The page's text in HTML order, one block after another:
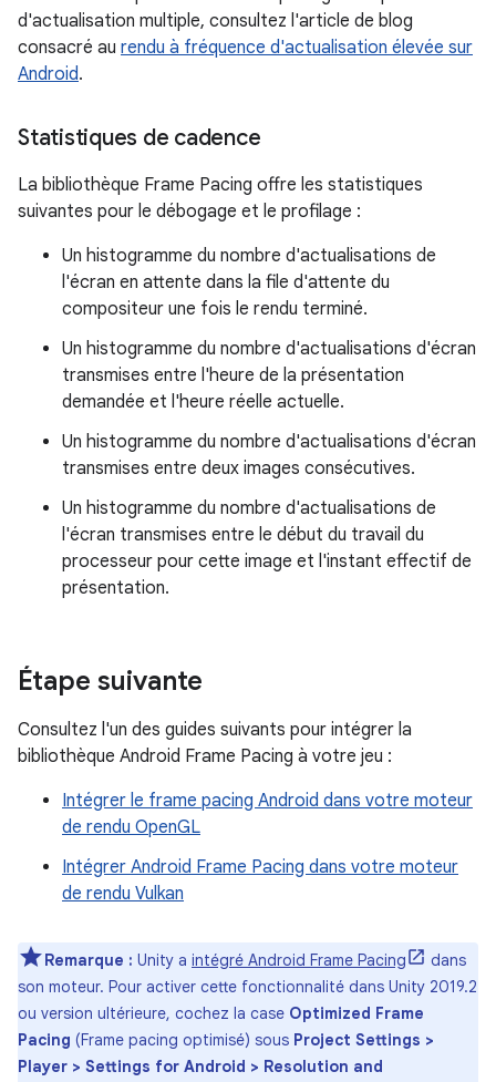
d'actualisation multiple, consultez l'article de blog
consacré au rendu à fréquence d'actualisation élevée sur
Android.
Statistiques de cadence
La bibliothèque Frame Pacing offre les statistiques
suivantes pour le débogage et le profilage :
Un histogramme du nombre d'actualisations de
l'écran en attente dans la file d'attente du
compositeur une fois le rendu terminé.
Un histogramme du nombre d'actualisations d'écran
transmises entre l'heure de la présentation
demandée et l'heure réelle actuelle.
Un histogramme du nombre d'actualisations d'écran
transmises entre deux images consécutives.
Un histogramme du nombre d'actualisations de
l'écran transmises entre le début du travail du
processeur pour cette image et l'instant effectif de
présentation.
Étape suivante
Consultez l'un des guides suivants pour intégrer la
bibliothèque Android Frame Pacing à votre jeu :
Intégrer le frame pacing Android dans votre moteur
de rendu OpenGL
Intégrer Android Frame Pacing dans votre moteur
de rendu Vulkan
Remarque : Unity a intégré Android Frame Pacing
dans
son moteur. Pour activer cette fonctionnalité dans Unity 2019.2
ou version ultérieure, cochez la case Optimized Frame
Pacing (Frame pacing optimisé) sous Project Settings >
Player > Settings for Android > Resolution and